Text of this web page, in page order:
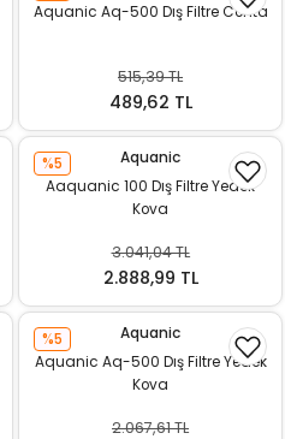
Aquanic Aq-500 Dış Filtre Conta
515,39 TL
489,62 TL
%5
Aquanic
Aaquanic 100 Dış Filtre Yedek
Kova
3.041,04 TL
2.888,99 TL
%5
Aquanic
Aquanic Aq-500 Dış Filtre Yedek
Kova
2.067,61 TL